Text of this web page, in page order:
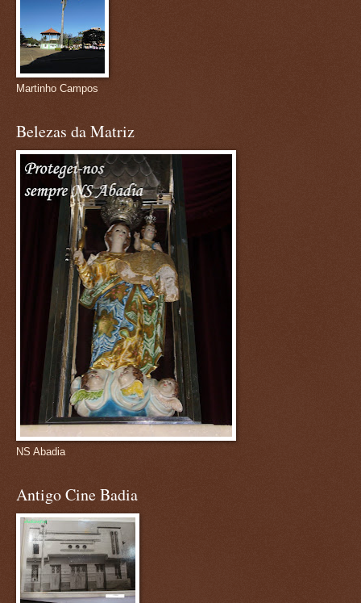
Martinho Campos
Belezas da Matriz
NS Abadia
Antigo Cine Badia